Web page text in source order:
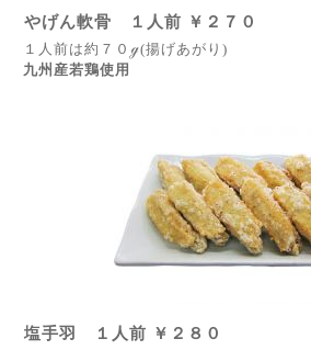
やげん軟骨 １人前 ￥２７０
１人前は約７０ℊ(揚げあがり)
九州産若鶏使用
塩手羽 １人前 ￥２８０